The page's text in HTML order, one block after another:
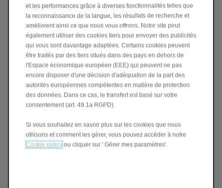
Merci de renseigner les informations suivantes
Donnez votre consentement
J'accèpte
Je refuse
Si vous souhaitez préciser votre
consentement
J'accèpte
Je refuse
et les performances grâce à diverses fonctionnalités telles que
la reconnaissance de la langue, les résultats de recherche et
améliorent ainsi ce que nous vous offrons. Notre site peut
également utiliser des cookies tiers pour envoyer des publicités
qui vous sont davantage adaptées. Certains cookies peuvent
être traités par des tiers situés dans des pays en dehors de
l'Espace économique européen (EEE) qui peuvent ne pas
encore disposer d'une décision d'adéquation de la part des
autorités européennes compétentes en matière de protection
des données. Dans ce cas, le transfert est basé sur votre
consentement (art. 49.1a RGPD).
Si vous souhaitez en savoir plus sur les cookies que nous
utilisons et comment les gérer, vous pouvez accéder à notre
Cookie policy ou cliquer sur ' Gérer mes paramètres'.